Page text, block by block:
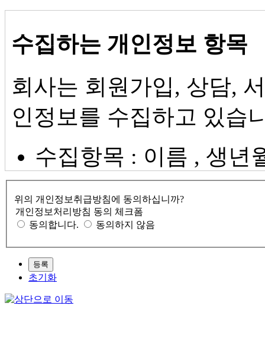
수집하는 개인정보 항목
회사는 회원가입, 상담,
인정보를 수집하고 있습
수집항목 : 이름 , 생년
번호 질문과 답변, 자
이메일, 쿠키, 결제기록
개인정보 수집방법 :
개인정보의 수집 및 이용
위의 개인정보취급방침에 동의하십니까?
개인정보처리방침 동의 체크폼
동의합니다.
동의하지 않음
등록
초기화